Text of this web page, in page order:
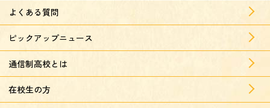
よくある質問
ピックアップニュース
通信制高校とは
在校生の方